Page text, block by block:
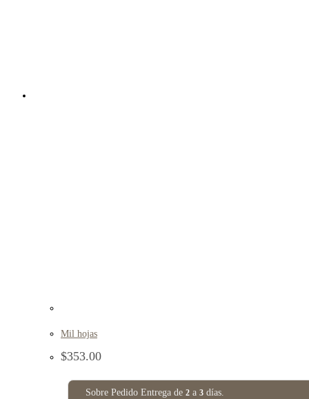
Mil hojas
$353.00
Sobre Pedido Entrega de 2 a 3 días.